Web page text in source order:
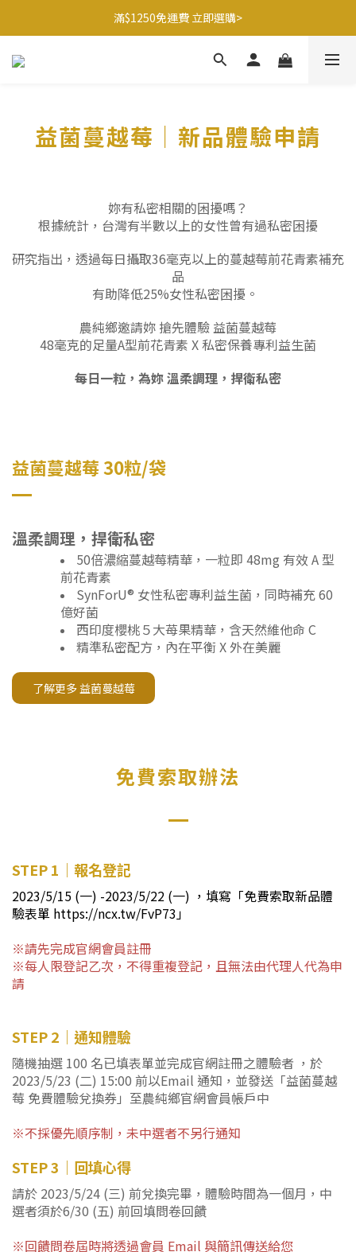
滿$1250免運費 立即選購>
滿$1250免運費 立即選購>
父親節送健康 禮盒$1080起 >
滿$1250免運費 立即選購>
益菌蔓越莓 ｜新品體驗申請
妳有私密相關的困擾嗎？
根據統計，台灣有半數以上的女性曾有過私密困擾
研究指出，透過每日攝取36毫克以上的蔓越莓前花青素補充
品
有助降低25%女性私密困擾。
農純鄉邀請妳 搶先體驗 益菌蔓越莓
48毫克的足量A型前花青素 X 私密保養專利益生菌
每日一粒，為妳 溫柔調理，捍衛私密
益菌蔓越莓 30粒/袋
溫柔調理，捍衛私密
50倍濃縮蔓越莓精華，一粒即 48mg 有效 A 型
前花青素
SynForU® 女性私密專利益生菌，同時補充 60
億好菌
西印度櫻桃５大苺果精華，含天然維他命 C
精準私密配方，內在平衡 X 外在美麗
免費索取辦法
STEP 1｜報名登記
2023/5/15 (一) -2023/5/22 (一) ，填寫「免費索取新品體
驗表單 https://ncx.tw/FvP73 」
※請先完成官網會員註冊
※每人限登記乙次，不得重複登記，且無法由代理人代為申
請
STEP 2｜通知體驗
隨機抽選 100 名已填表單並完成官網註冊之體驗者 ，於
2023/5/23 (二) 15:00 前以Email 通知，並發送「益菌蔓越
莓 免費體驗兌換券」至農純鄉官網會員帳戶中
※不採優先順序制，未中選者不另行通知
STEP 3｜回填心得
請於 2023/5/24 (三) 前兌換完畢，體驗時間為一個月，中
選者須於6/30 (五) 前回填問卷回饋
※回饋問卷屆時將透過會員 Email 與簡訊傳送給您